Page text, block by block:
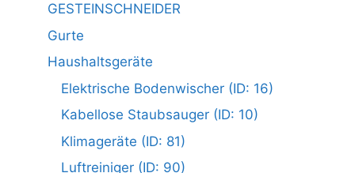
GESTEINSCHNEIDER
Gurte
Haushaltsgeräte
Elektrische Bodenwischer (ID: 16)
Kabellose Staubsauger (ID: 10)
Klimageräte (ID: 81)
Luftreiniger (ID: 90)